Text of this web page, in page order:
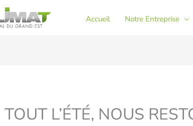
Accueil Notre Entreprise
TOUT L’ÉTÉ, NOUS